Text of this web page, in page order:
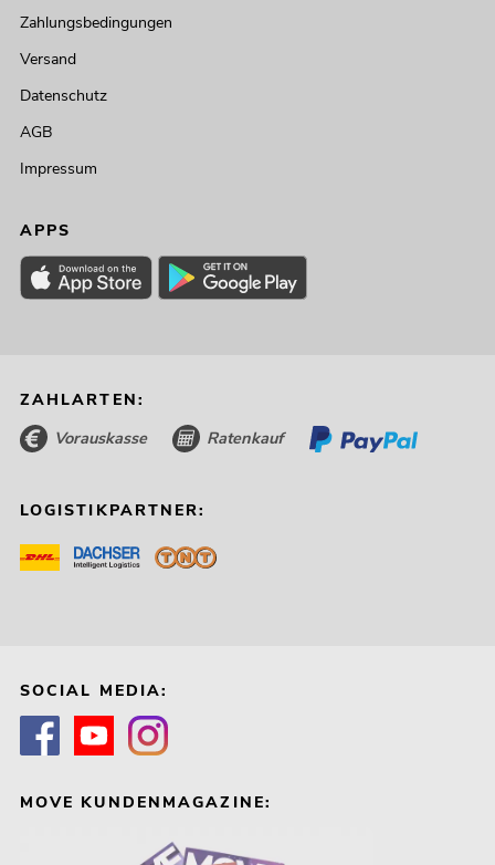
Zahlungsbedingungen
Versand
Datenschutz
AGB
Impressum
APPS
ZAHLARTEN:
Vorauskasse Ratenkauf
LOGISTIKPARTNER:
SOCIAL MEDIA:
MOVE KUNDENMAGAZINE: